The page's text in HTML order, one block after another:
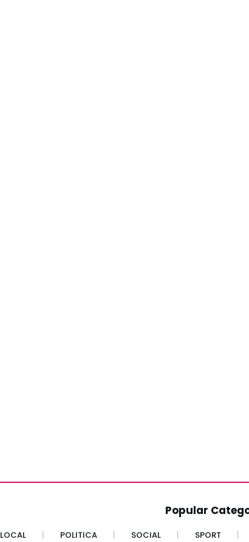
Popular
LOCAL POLITICA SOCIAL SPORT